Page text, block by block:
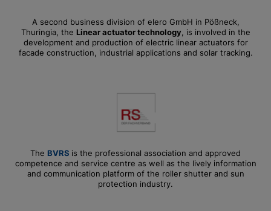
A second business division of elero GmbH in Pößneck,
Thuringia, the Linear actuator technology , is involved in the
development and production of electric linear actuators for
facade construction, industrial applications and solar tracking.
The BVRS is the professional association and approved
competence and service centre as well as the lively information
and communication platform of the roller shutter and sun
protection industry.